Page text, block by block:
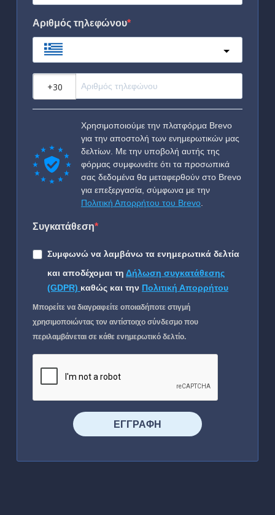
Αριθμός τηλεφώνου
Χρησιμοποιούμε την πλατφόρμα Brevo
για την αποστολή των ενημερωτικών μας
δελτίων. Με την υποβολή αυτής της
φόρμας συμφωνείτε ότι τα προσωπικά
σας δεδομένα θα μεταφερθούν στο Brevo
για επεξεργασία, σύμφωνα με την
Πολιτική Απορρήτου του Brevo
Συγκατάθεση
Συμφωνώ να λαμβάνω τα ενημερωτικά δελτία
και αποδέχομαι τη Δήλωση συγκατάθεσης
(GDPR) καθώς και την Πολιτική Απορρήτου
Μπορείτε να διαγραφείτε οποιαδήποτε στιγμή
χρησιμοποιώντας τον αντίστοιχο σύνδεσμο που
περιλαμβάνεται σε κάθε ενημερωτικό δελτίο.
⠀⠀⠀⠀ΕΓΓΡΑΦΗ⠀⠀⠀⠀